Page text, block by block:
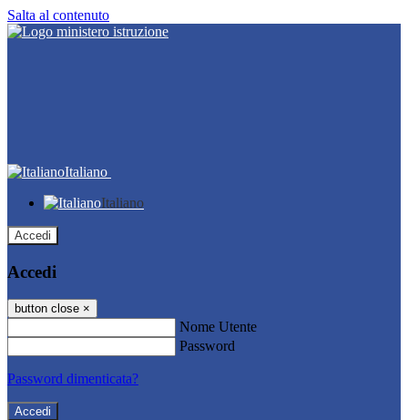
Salta al contenuto
Italiano
Italiano
Accedi
Accedi
button close ×
Nome Utente
Password
Password dimenticata?